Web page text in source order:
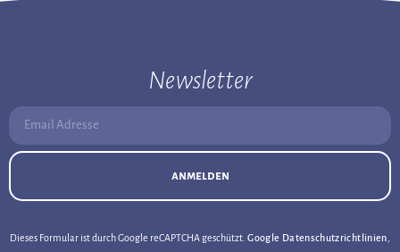
Newsletter
Email Adresse:
anmelden
Dieses Formular ist durch Google reCAPTCHA geschützt.Google Datenschutzrichtlinien